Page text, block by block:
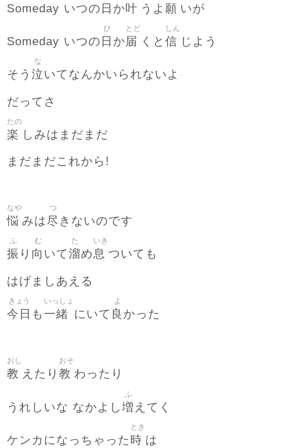
Someday いつの 日 か叶 うよ 願 いが
Someday いつの 日
ひ
か届
とど
くと 信
しん
じよう
そう 泣
な
いてなんかいられないよ
だってさ
楽
たの
しみはまだまだ
まだまだこれから!
悩
なや
みは尽
つ
きないのです
振
ふ
り 向
む
いて溜
た
め息
いき
ついても
はげましあえる
今日
きょう
も一緒
いっしょ
にいて 良
よ
かった
教
おし
えたり 教
おそ
わったり
うれしいな なかよし増
ふ
えてく
ケンカになっちゃった 時
とき
は